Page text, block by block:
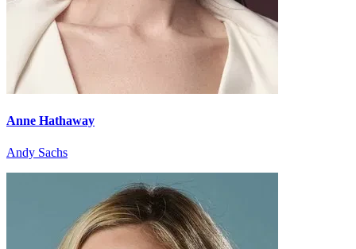
Anne Hathaway
Andy Sachs